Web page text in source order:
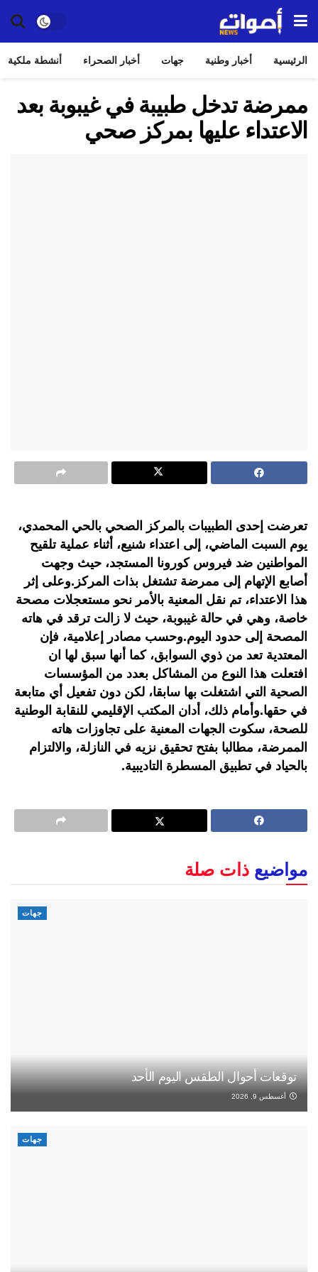
الرئيسية أخبار وطنية جهات أخبار الصحراء أنشطة ملكية
ممرضة تدخل طبيبة في غيبوبة بعد
الاعتداء عليها بمركز صحي
تعرضت إحدى الطبيبات بالمركز الصحي بالحي المحمدي،
يوم السبت الماضي، إلى اعتداء شنيع، أثناء عملية تلقيح
المواطنين ضد فيروس كورونا المستجد، حيث وجهت
أصابع الإتهام إلى ممرضة تشتغل بذات المركز.وعلى إثر
هذا الاعتداء، تم نقل المعنية بالأمر نحو مستعجلات مصحة
خاصة، وهي في حالة غيبوبة، حيث لا زالت ترقد في هاته
المصحة إلى حدود اليوم.وحسب مصادر إعلامية، فإن
المعتدية تعد من ذوي السوابق، كما أنها سبق لها ان
افتعلت هذا النوع من المشاكل بعدد من المؤسسات
الصحية التي اشتغلت بها سابقا، لكن دون تفعيل أي متابعة
في حقها.وأمام ذلك، أدان المكتب الإقليمي للنقابة الوطنية
للصحة، سكوت الجهات المعنية على تجاوزات هاته
الممرضة، مطالبا بفتح تحقيق نزيه في النازلة، والالتزام
بالحياد في تطبيق المسطرة التاديبية.
مواضيع ذات صلة
جهات
توقعات أحوال الطقس اليوم الأحد
أغسطس 9, 2026
جهات